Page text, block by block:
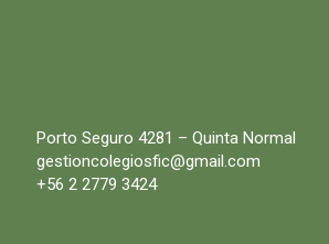
Porto Seguro 4281 – Quinta Normal
gestioncolegiosfic@gmail.com
+56 2 2779 3424